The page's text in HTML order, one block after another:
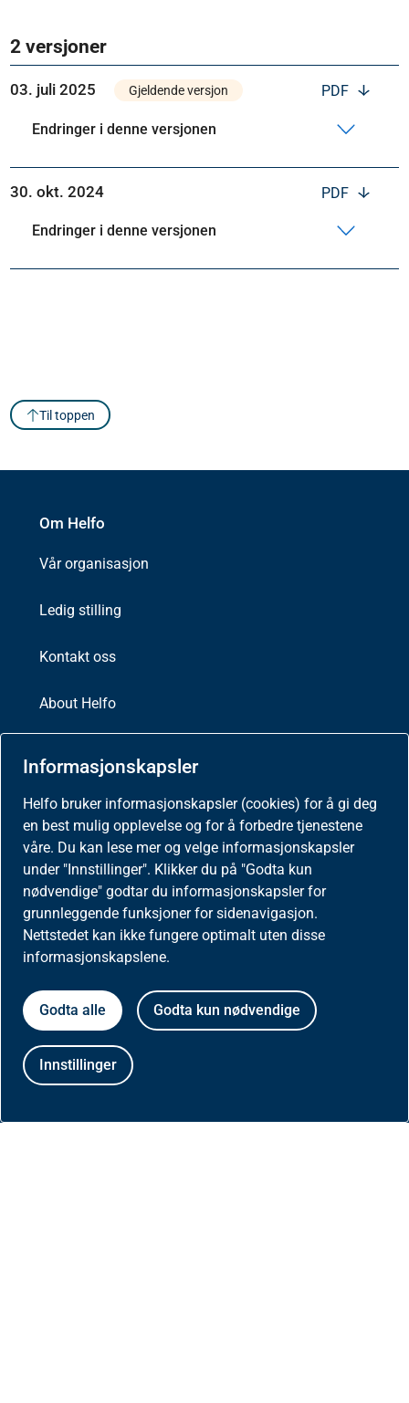
Informasjonskapsler
Helfo bruker informasjonskapsler (cookies) for å gi deg
en best mulig opplevelse og for å forbedre tjenestene
våre. Du kan lese mer og velge informasjonskapsler
under "Innstillinger". Klikker du på "Godta kun
nødvendige" godtar du informasjonskapsler for
grunnleggende funksjoner for sidenavigasjon.
Nettstedet kan ikke fungere optimalt uten disse
informasjonskapslene.
Godta alle Godta kun nødvendige
Innstillinger
2 versjoner
PDF
03. juli 2025 Gjeldende versjon
Endringer i denne versjonen
PDF
30. okt. 2024
Endringer i denne versjonen
Til toppen
Om Helfo
Vår organisasjon
Ledig stilling
Kontakt oss
About Helfo
Postboks 2415
Aktuelt
Nyheter
Meld deg på nyhetsbrev for helseaktører
Presse
Om nettstedet